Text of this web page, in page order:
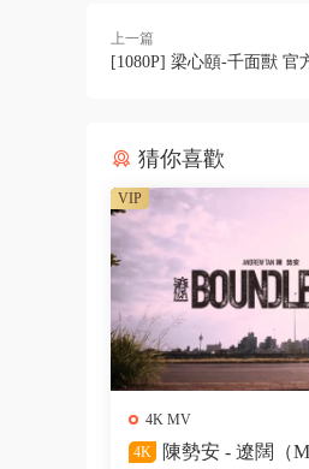
上一篇
[1080P] 梁心頤-千面獸 官
猜你喜歡
4K MV
4K
陳勢安 - 遼闊（
VIP